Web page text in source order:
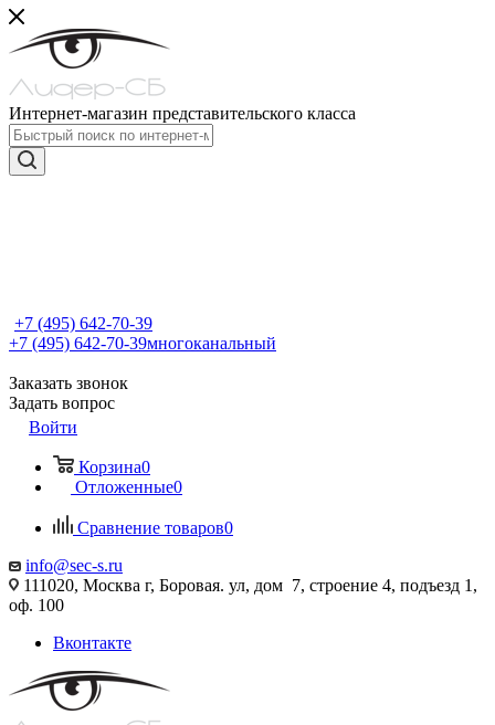
Интернет-магазин представительского класса
+7 (495) 642-70-39
+7 (495) 642-70-39многоканальный
Заказать звонок
Задать вопрос
Войти
Корзина0
Отложенные0
Сравнение товаров0
info@sec-s.ru
111020, Москва г, Боровая. ул, дом 7, строение 4, подъезд 1,
оф. 100
Вконтакте